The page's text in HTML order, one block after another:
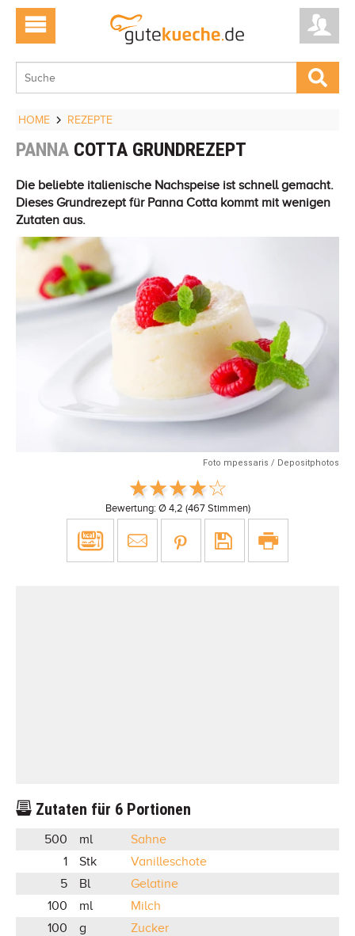
HOME REZEPTE
PANNA COTTA GRUNDREZEPT
Die beliebte italienische Nachspeise ist schnell gemacht.
Dieses Grundrezept für Panna Cotta kommt mit wenigen
Zutaten aus.
Foto mpessaris / Depositphotos
Bewertung: Ø 4,2 (467Stimmen)
Zutaten für 6 Portionen
500 ml
Sahne
1
Stk
Vanilleschote
5
Bl
Gelatine
100
ml
Milch
100
g Zucker